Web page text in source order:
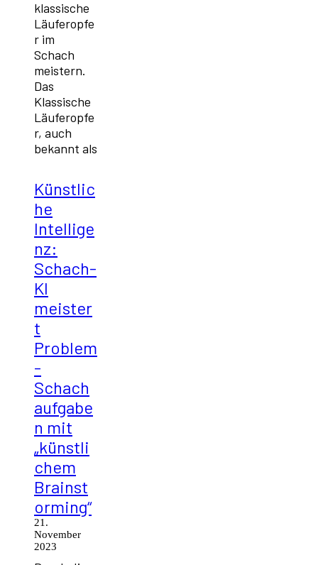
klassische
Läuferopfe
r im
Schach
meistern.
Das
Klassische
Läuferopfe
r, auch
bekannt als
Künstlic
he
Intellige
nz:
Schach-
KI
meister
t
Problem
-
Schach
aufgabe
n mit
„künstli
chem
Brainst
orming“
21.
November
2023